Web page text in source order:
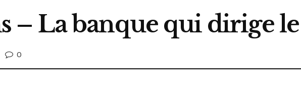
– La banque qui dirige
0